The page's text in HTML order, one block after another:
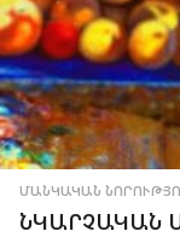
ՄԱՆԿԱԿԱՆ
ՆԿԱՐՉԱԿԱՆ